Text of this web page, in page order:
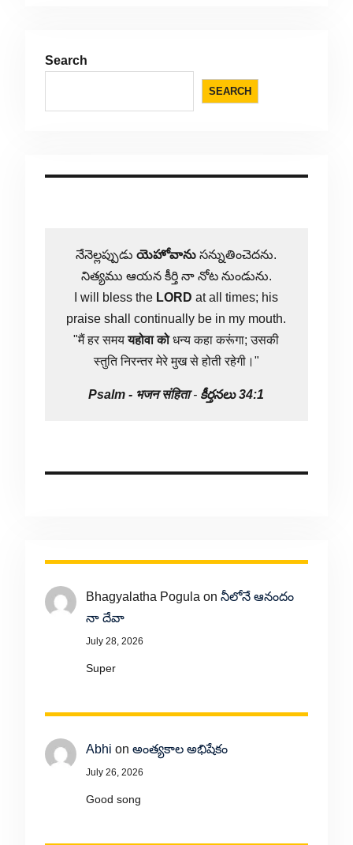
Search
SEARCH
నేనెల్లప్పుడుయెహోవాను సన్నుతించెదను.
నిత్యము ఆయన కీర్తి నా నోట నుండును.
I will bless the LORD at all times; his
praise shall continually be in my mouth.
"मैं हर समययहोवा कोधन्य कहा करूंगा; उसकी
स्तुति निरन्तर मेरे मुख से होती रहेगी।"
Psalm - भजन संहिता- కీర్తనలు 34:1
Bhagyalatha Pogula on నీలోనే ఆనందం
నా దేవా
July 28, 2026
Super
Abhi on అంత్యకాల అభిషేకం
July 26, 2026
Good song